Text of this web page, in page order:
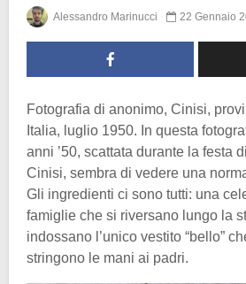
Alessandro Marinucci 22 Gennaio
Fotografia di anonimo, Cinisi,
Italia, luglio 1950. In questa
anni ’50, scattata durante la festa di
Cinisi, sembra di vedere una
Gli ingredienti ci sono tutti: una
famiglie che si riversano lungo la
indossano l’unico vestito “bello”
stringono le mani ai padri.